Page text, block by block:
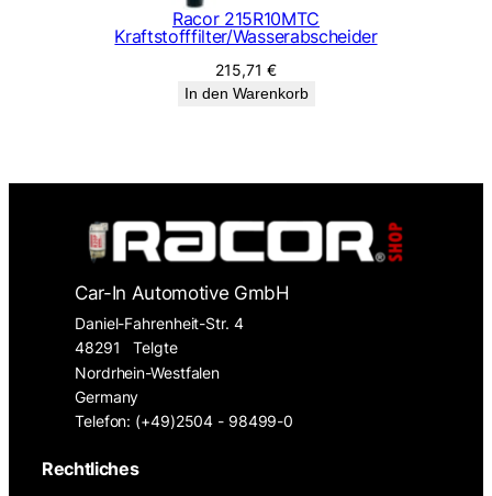
Racor 215R10MTC
Kraftstofffilter/Wasserabscheider
215,71 €
In den Warenkorb
Car-In Automotive GmbH
Daniel-Fahrenheit-Str. 4
48291
Telgte
Nordrhein-Westfalen
Germany
Telefon: (+49)2504 - 98499-0
Rechtliches